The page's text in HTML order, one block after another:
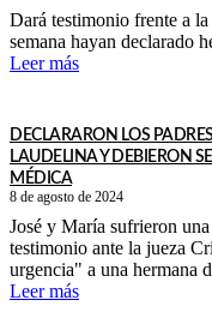
Dará testimonio frente a
semana hayan declarado
Leer más
DECLARARON LOS
LAUDELINA Y DEBIERON
MÉDICA
8 de agosto de 2024
José y María sufrieron
testimonio ante la jueza
urgencia" a una hermana
Leer más